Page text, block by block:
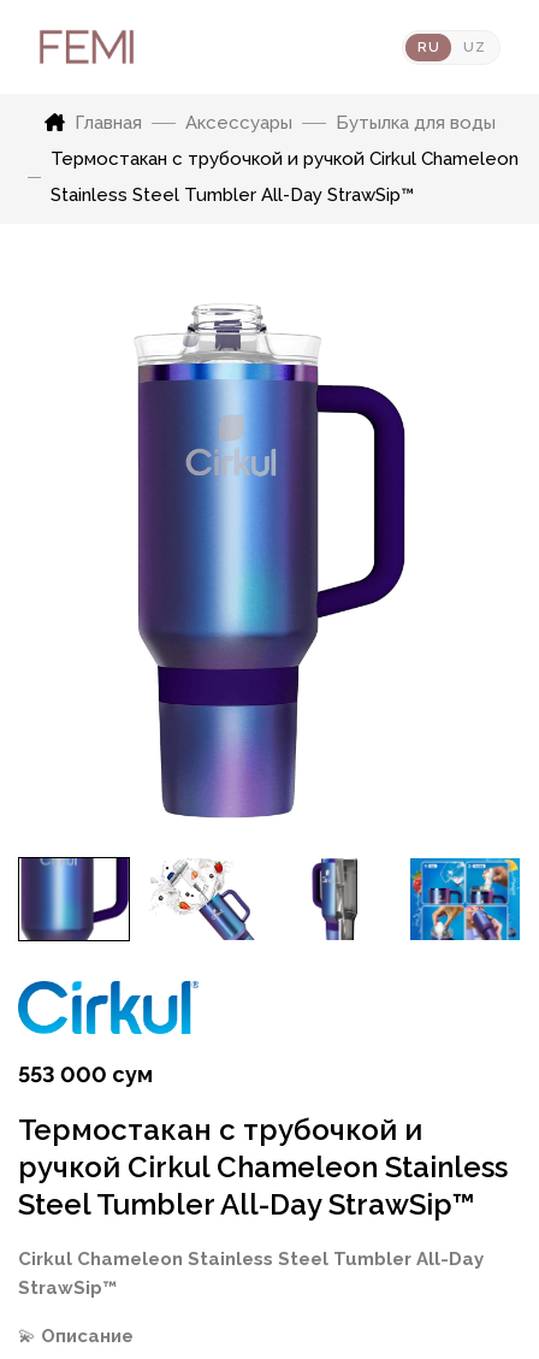
RU UZ
Главная Аксессуары
Бутылка для воды
Термостакан с трубочкой и ручкой Cirkul Chameleon
Stainless Steel Tumbler All-Day StrawSip™
553 000 сум
Термостакан с трубочкой и
ручкой Cirkul Chameleon Stainless
Steel Tumbler All-Day StrawSip™
Cirkul Chameleon Stainless Steel Tumbler All-Day
StrawSip™
💫 Описание